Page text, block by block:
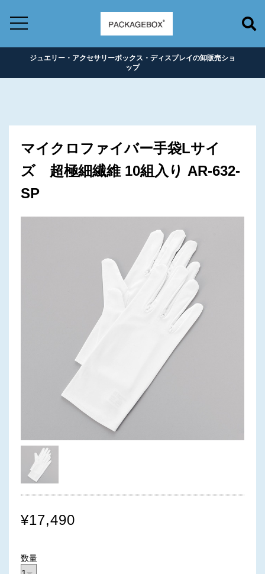
ジュエリー・アクセサリーボックス・ディスプレイの卸販売ショ
ップ
マイクロファイバー手袋Lサイ
ズ 超極細繊維 10組入り AR-632-
SP
¥17,490
数量